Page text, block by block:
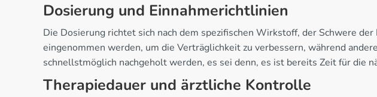
Dosierung und Einnahmerichtlinien
Die Dosierung richtet sich nach dem spezifischen Wirkstoff, der Schwere
eingenommen werden, um die Verträglichkeit zu verbessern, während
schnellstmöglich nachgeholt werden, es sei denn, es ist bereits Zeit für die
Therapiedauer und ärztliche Kontrolle